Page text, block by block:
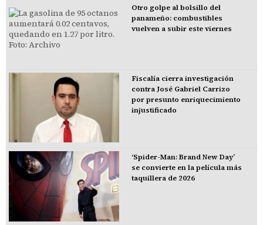
Otro golpe al bolsillo del
panameño: combustibles
vuelven a subir este viernes
Fiscalía cierra investigación
contra José Gabriel Carrizo
por presunto enriquecimiento
injustificado
‘Spider-Man: Brand New Day’
se convierte en la película más
taquillera de 2026